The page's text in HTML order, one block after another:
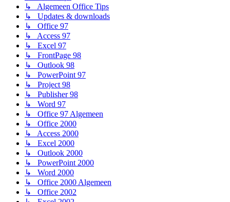
↳ Algemeen Office Tips
↳ Updates & downloads
↳ Office 97
↳ Access 97
↳ Excel 97
↳ FrontPage 98
↳ Outlook 98
↳ PowerPoint 97
↳ Project 98
↳ Publisher 98
↳ Word 97
↳ Office 97 Algemeen
↳ Office 2000
↳ Access 2000
↳ Excel 2000
↳ Outlook 2000
↳ PowerPoint 2000
↳ Word 2000
↳ Office 2000 Algemeen
↳ Office 2002